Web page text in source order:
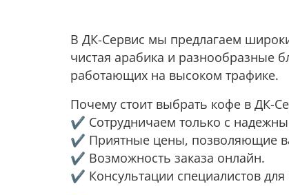
В ДК-Сервис мы предлагаем
чистая арабика и разнообразные
работающих на высоком трафике.
Почему стоит выбрать кофе в ДК-
✔️ Сотрудничаем только с
✔️ Приятные цены, позволяющие
✔️ Возможность заказа онлайн.
✔️ Консультации специалистов